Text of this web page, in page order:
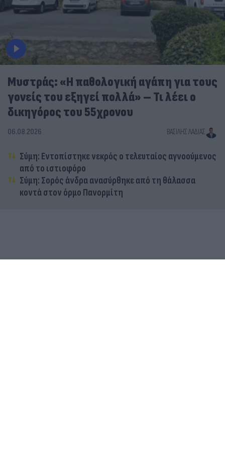
Μυστράς: «Η παθολογική αγάπη για τους
γονείς του εξηγεί πολλά» – Τι λέει ο
δικηγόρος του 55χρονου
06.08.2026 ΒΑΣΊΛΗΣ ΛΑΔΙΆΣ
Σύμη: Εντοπίστηκε νεκρός ο τελευταίος αγνοούμενος
από το ιστιοφόρο
Σύμη: Σορός άνδρα ανασύρθηκε από τη θάλασσα
κοντά στον όρμο Πανορμίτη